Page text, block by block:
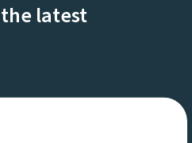
latest